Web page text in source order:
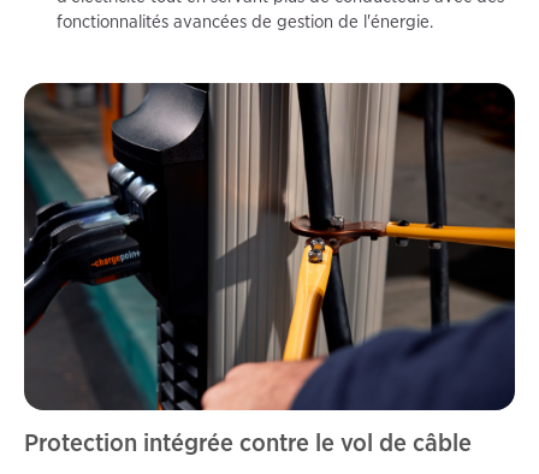
fonctionnalités avancées de gestion de l'énergie.
Protection intégrée contre le vol de câble